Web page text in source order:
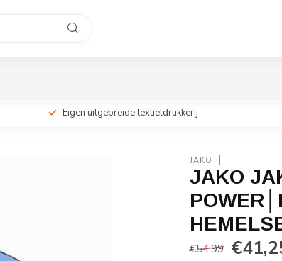
Eigen uitgebreide textieldrukkerij
JAKO
JAKO
€54,99